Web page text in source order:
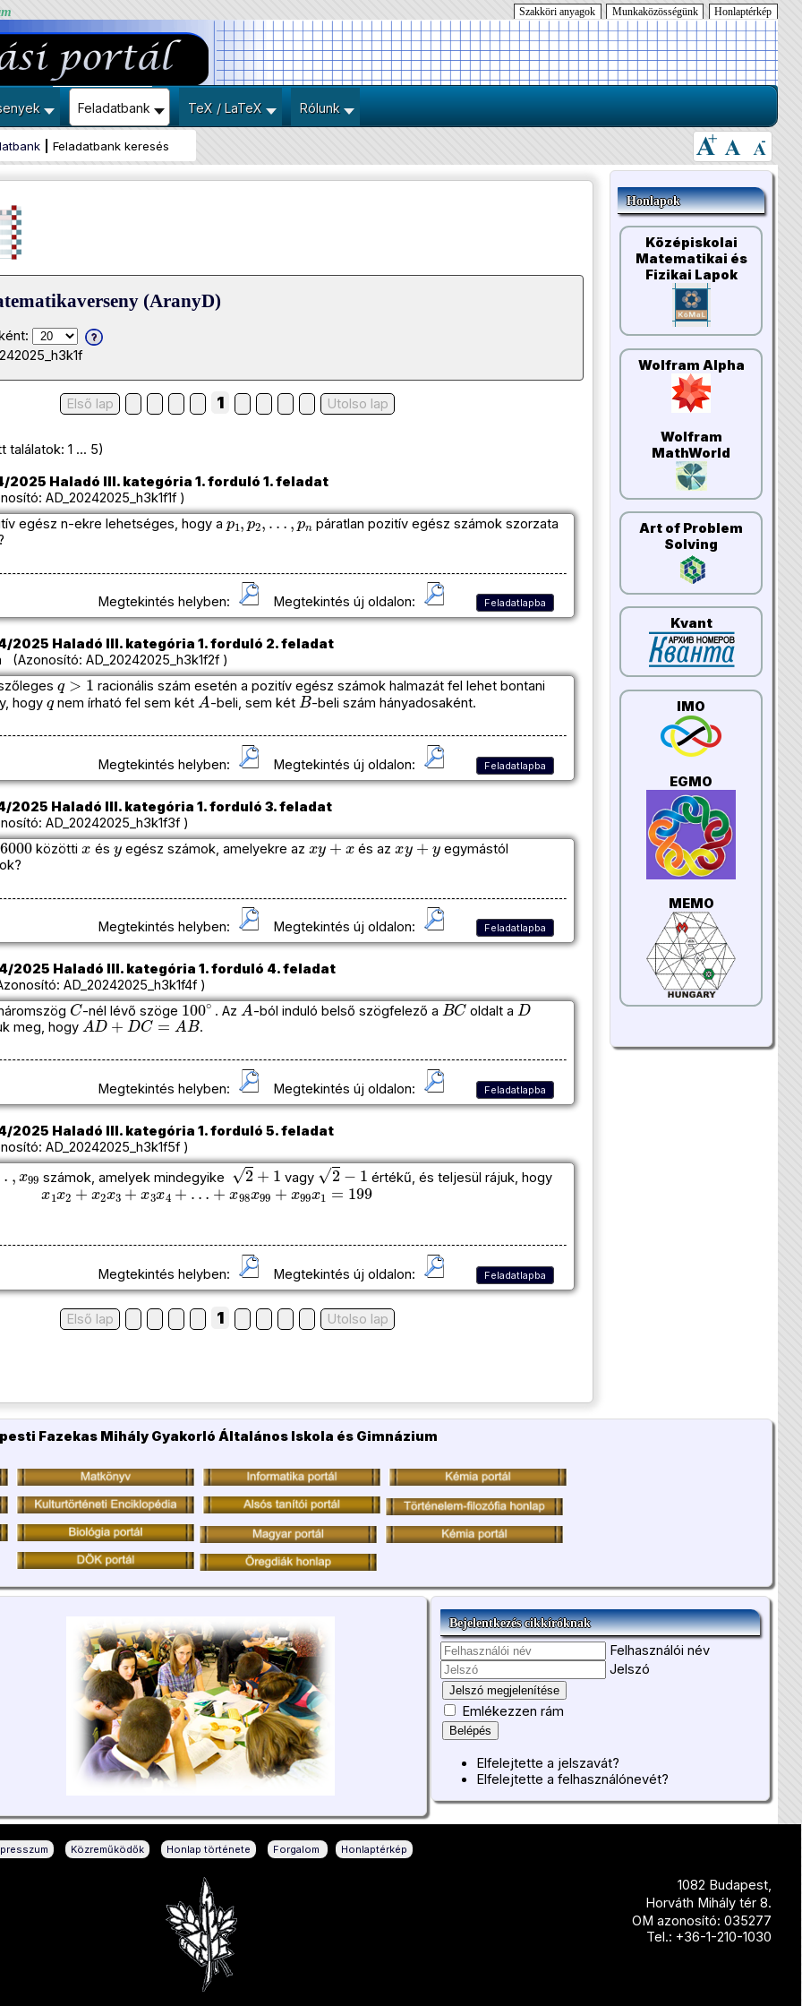
Honlaptérkép
Munkaközösségünk
Szakköri anyagok
Feladatbank TeX / LaTeX Rólunk
Feladatbank keresés
(AranyD)
Első lap 1 Utolso lap
találatok: 1 ... 5)
2025 Haladó III. kategória 1. forduló 1. feladat
AD_20242025_h3k1f1f )
egész n-ekre lehetséges, hogy a
p1,p2,…,pn
páratlan pozitív egész számok szorzata
Megtekintés helyben: Megtekintés új oldalon: Feladatlapba
2025 Haladó III. kategória 1. forduló 2. feladat
AD_20242025_h3k1f2f )
q>1
racionális szám esetén a pozitív egész számok halmazát fel lehet bontani
hogy
q
nem írható fel sem két
A
-beli, sem két
B
-beli szám hányadosaként.
Megtekintés helyben: Megtekintés új oldalon: Feladatlapba
2025 Haladó III. kategória 1. forduló 3. feladat
AD_20242025_h3k1f3f )
6000
közötti
x
és
y
egész számok, amelyekre az
xy+x
és az
xy+y
egymástól
Megtekintés helyben: Megtekintés új oldalon: Feladatlapba
2025 Haladó III. kategória 1. forduló 4. feladat
AD_20242025_h3k1f4f )
C
-nél lévő szöge
100∘
. Az
A
-ból induló belső szögfelező a
BC
oldalt a
D
meg, hogy
AD+DC=AB
.
Megtekintés helyben: Megtekintés új oldalon: Feladatlapba
2025 Haladó III. kategória 1. forduló 5. feladat
AD_20242025_h3k1f5f )
,x99
számok, amelyek mindegyike
2+1
vagy
2−1
értékű, és teljesül rájuk, hogy
x1x2+x 2x3+x3x4+…+x98x99 + x99x1=199
Megtekintés helyben: Megtekintés új oldalon: Feladatlapba
Első lap 1 Utolso lap
Honlapok
Középiskolai
Matematikai és
Fizikai Lapok
Wolfram Alpha
Wolfram
MathWorld
Art of Problem
Solving
Kvant
IMO
EGMO
MEMO
Fazekas Mihály Gyakorló Általános Iskola és Gimnázium
Bejelentkezés cikkíróknak
Felhasználói név
Jelszó
Jelszó megjelenítése
Emlékezzen rám
Belépés
Elfelejtette a jelszavát?
Elfelejtette a felhasználónevét?
| Közreműködők | Honlap története | Forgalom | Honlaptérkép
1082 Budapest,
Horváth Mihály tér 8.
OM azonosító: 035277
Tel.: +36-1-210-1030